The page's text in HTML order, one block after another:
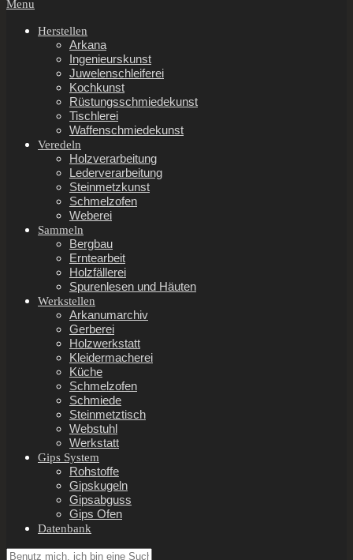
Secondary
Menu
Menu
Herstellen
Arkana
Ingenieurskunst
Juwelenschleiferei
Kochkunst
Rüstungsschmiedekunst
Tischlerei
Waffenschmiedekunst
Veredeln
Holzverarbeitung
Lederverarbeitung
Steinmetzkunst
Schmelzofen
Weberei
Sammeln
Bergbau
Erntearbeit
Holzfällerei
Spurenlesen und Häuten
Werkstellen
Arkanumarchiv
Gerberei
Holzwerkstatt
Kleidermacherei
Küche
Schmelzofen
Schmiede
Steinmetztisch
Webstuhl
Werkstatt
Gips System
Rohstoffe
Gipskugeln
Gipsabguss
Gips Ofen
Datenbank